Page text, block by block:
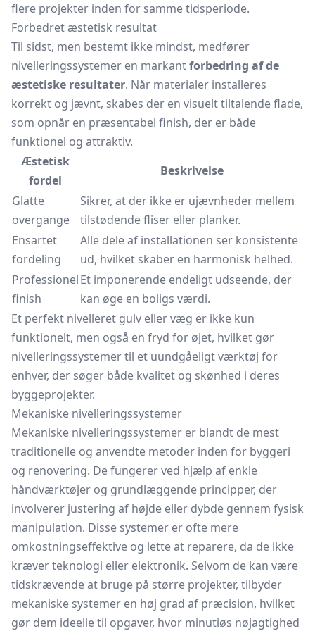
flere projekter inden for samme tidsperiode.
Forbedret æstetisk resultat
Til sidst, men bestemt ikke mindst, medfører
nivelleringssystemer en markantforbedring af de
æstetiske resultater. Når materialer installeres
korrekt og jævnt, skabes der en visuelt tiltalende flade,
som opnår en præsentabel finish, der er både
funktionel og attraktiv.
Æstetisk
fordel
Beskrivelse
Glatte
overgange
Sikrer, at der ikke er ujævnheder mellem
tilstødende fliser eller planker.
Ensartet
fordeling
Alle dele af installationen ser konsistente
ud, hvilket skaber en harmonisk helhed.
Professionel
finish
Et imponerende endeligt udseende, der
kan øge en boligs værdi.
Et perfekt nivelleret gulv eller væg er ikke kun
funktionelt, men også en fryd for øjet, hvilket gør
nivelleringssystemer til et uundgåeligt værktøj for
enhver, der søger både kvalitet og skønhed i deres
byggeprojekter.
Mekaniske nivelleringssystemer
Mekaniske nivelleringssystemer er blandt de mest
traditionelle og anvendte metoder inden for byggeri
og renovering. De fungerer ved hjælp af enkle
håndværktøjer og grundlæggende principper, der
involverer justering af højde eller dybde gennem fysisk
manipulation. Disse systemer er ofte mere
omkostningseffektive og lette at reparere, da de ikke
kræver teknologi eller elektronik. Selvom de kan være
tidskrævende at bruge på større projekter, tilbyder
mekaniske systemer en høj grad af præcision, hvilket
gør dem ideelle til opgaver, hvor minutiøs nøjagtighed